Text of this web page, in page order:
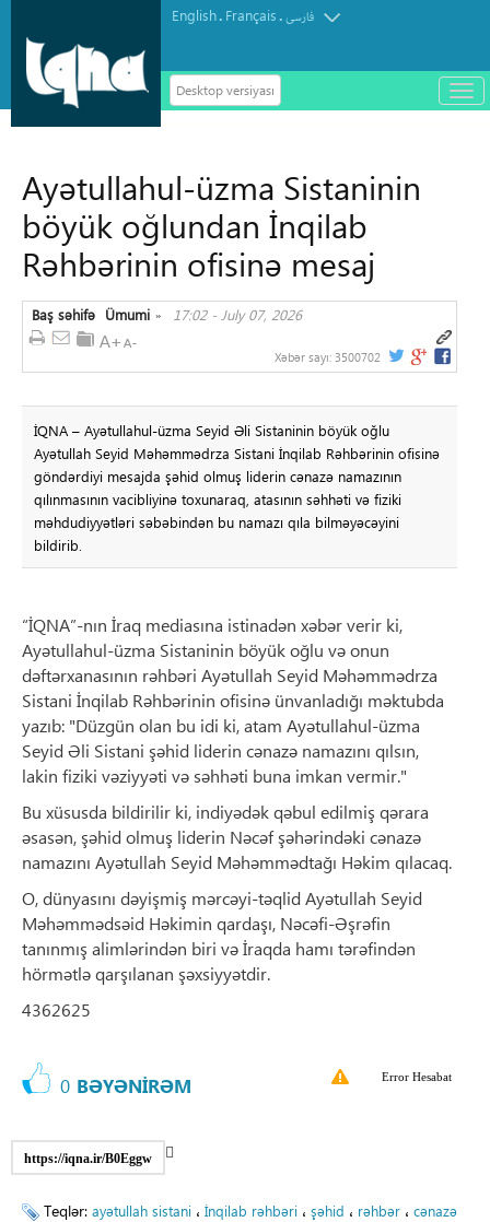
English. Français.فارسی
Desktop versiyası
باز
و
Ayətullahul-üzma Sistaninin
böyük oğlundan İnqilab
Rəhbərinin ofisinə mesaj
Baş səhifə »
Ümumi 17:02 - July 07, 2026
Xəbər sayı: 3500702
İQNA – Ayətullahul-üzma Seyid Əli Sistaninin böyük oğlu
Ayətullah Seyid Məhəmmədrza Sistani İnqilab Rəhbərinin ofisinə
göndərdiyi mesajda şəhid olmuş liderin cənazə namazının
qılınmasının vacibliyinə toxunaraq, atasının səhhəti və fiziki
məhdudiyyətləri səbəbindən bu namazı qıla bilməyəcəyini
bildirib.
“İQNA”-nın İraq mediasına istinadən xəbər verir ki,
Ayətullahul-üzma Sistaninin böyük oğlu və onun
dəftərxanasının rəhbəri Ayətullah Seyid Məhəmmədrza
Sistani İnqilab Rəhbərinin ofisinə ünvanladığı məktubda
yazıb: "Düzgün olan bu idi ki, atam Ayətullahul-üzma
Seyid Əli Sistani şəhid liderin cənazə namazını qılsın,
lakin fiziki vəziyyəti və səhhəti buna imkan vermir."
Bu xüsusda bildirilir ki, indiyədək qəbul edilmiş qərara
əsasən, şəhid olmuş liderin Nəcəf şəhərindəki cənazə
namazını Ayətullah Seyid Məhəmmədtağı Həkim qılacaq.
O, dünyasını dəyişmiş mərcəyi-təqlid Ayətullah Seyid
Məhəmmədsəid Həkimin qardaşı, Nəcəfi-Əşrəfin
tanınmış alimlərindən biri və İraqda hamı tərəfindən
hörmətlə qarşılanan şəxsiyyətdir.
4362625
0 BƏYƏNİRƏM Error Hesabat
https://iqna.ir/B0Eggw
Teqlər: ayətullah sistani ، İnqilab rəhbəri ، şəhid ، rəhbər ، cənazə